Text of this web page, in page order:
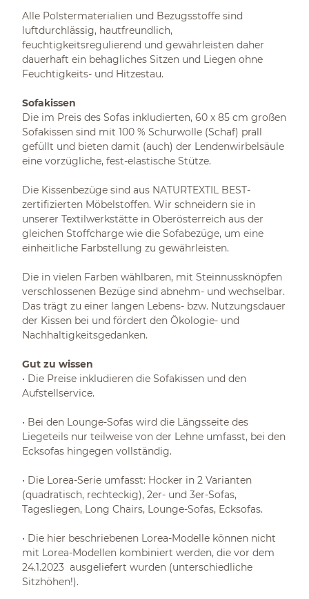
Alle Polstermaterialien und Bezugsstoffe sind
luftdurchlässig, hautfreundlich,
feuchtigkeitsregulierend und gewährleisten daher
dauerhaft ein behagliches Sitzen und Liegen ohne
Feuchtigkeits- und Hitzestau.
Sofakissen
Die im Preis des Sofas inkludierten, 60 x 85 cm großen
Sofakissen sind mit 100 % Schurwolle (Schaf) prall
gefüllt und bieten damit (auch) der Lendenwirbelsäule
eine vorzügliche, fest-elastische Stütze.
Die Kissenbezüge sind aus NATURTEXTIL BEST-
zertifizierten Möbelstoffen. Wir schneidern sie in
unserer Textilwerkstätte in Oberösterreich aus der
gleichen Stoffcharge wie die Sofabezüge, um eine
einheitliche Farbstellung zu gewährleisten.
Die in vielen Farben wählbaren, mit Steinnussknöpfen
verschlossenen Bezüge sind abnehm- und wechselbar.
Das trägt zu einer langen Lebens- bzw. Nutzungsdauer
der Kissen bei und fördert den Ökologie- und
Nachhaltigkeitsgedanken.
Gut zu wissen
• Die Preise inkludieren die Sofakissen und den
Aufstellservice.
• Bei den Lounge-Sofas wird die Längsseite des
Liegeteils nur teilweise von der Lehne umfasst, bei den
Ecksofas hingegen vollständig.
• Die Lorea-Serie umfasst: Hocker in 2 Varianten
(quadratisch, rechteckig), 2er- und 3er-Sofas,
Tagesliegen, Long Chairs, Lounge-Sofas, Ecksofas.
• Die hier beschriebenen Lorea-Modelle können nicht
mit Lorea-Modellen kombiniert werden, die vor dem
24.1.2023 ausgeliefert wurden (unterschiedliche
Sitzhöhen!).